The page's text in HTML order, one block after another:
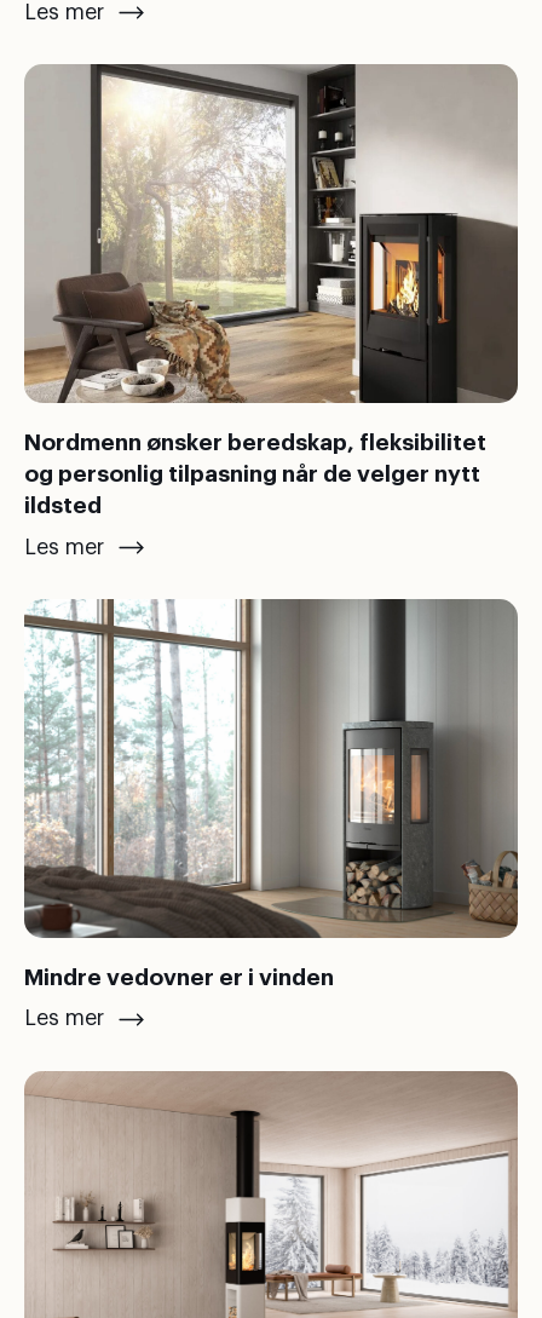
Les mer
Nordmenn ønsker beredskap, fleksibilitet
og personlig tilpasning når de velger nytt
ildsted
Les mer
Mindre vedovner er i vinden
Les mer